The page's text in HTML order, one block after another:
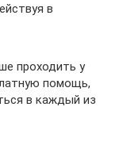
в
проходить у
помощь,
в каждый из